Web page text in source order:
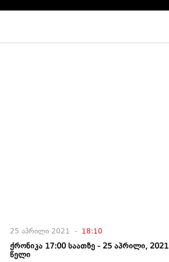
25 აპრილი 2021 - 18:10
ქრონიკა 17:00 საათზე - 25 აპრილი, 2021
წელი